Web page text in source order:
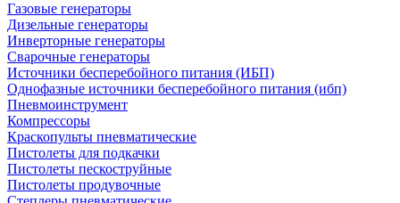
Газовые генераторы
Дизельные генераторы
Инверторные генераторы
Сварочные генераторы
Источники бесперебойного питания (ИБП)
Однофазные источники бесперебойного питания (ибп)
Пневмоинструмент
Компрессоры
Краскопульты пневматические
Пистолеты для подкачки
Пистолеты пескоструйные
Пистолеты продувочные